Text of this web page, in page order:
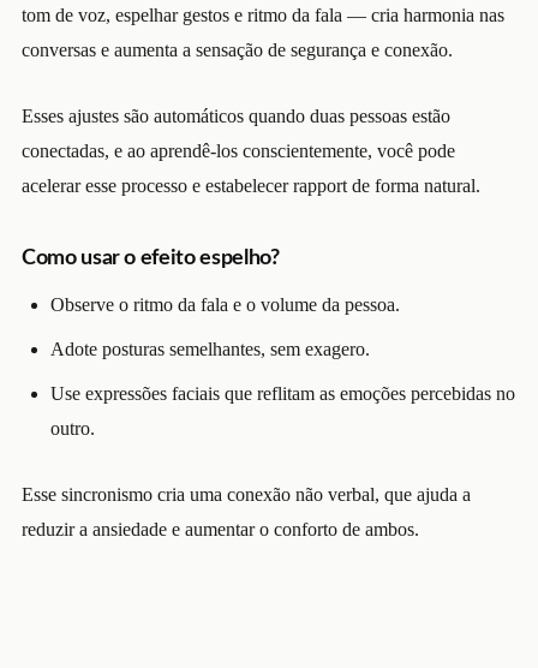
tom de voz, espelhar gestos e ritmo da fala — cria harmonia nas
conversas e aumenta a sensação de segurança e conexão.
Esses ajustes são automáticos quando duas pessoas estão
conectadas, e ao aprendê-los conscientemente, você pode
acelerar esse processo e estabelecer rapport de forma natural.
Como usar o efeito espelho?
Observe o ritmo da fala e o volume da pessoa.
Adote posturas semelhantes, sem exagero.
Use expressões faciais que reflitam as emoções percebidas no
outro.
Esse sincronismo cria uma conexão não verbal, que ajuda a
reduzir a ansiedade e aumentar o conforto de ambos.